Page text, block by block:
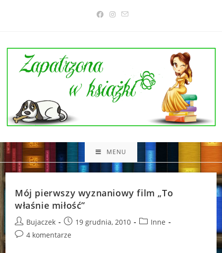
MENU
Mój pierwszy wyznaniowy film „To
właśnie miłość”
Post
author:
Bujaczek
Post
published:
19 grudnia, 2010
PostInne
Post4 komentarze